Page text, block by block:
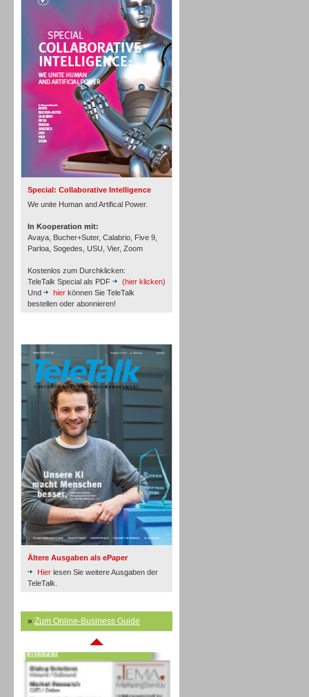
Special: Collaborative Intelligence
We unite Human and Artifical Power.
In Kooperation mit:
Avaya, Bucher+Suter, Calabrio, Five 9,
Parloa, Sogedes, USU, Vier, Zoom
Kostenlos zum Durchklicken:
TeleTalk Special als PDF
(hier klicken)
Und
hier können Sie TeleTalk
bestellen oder abonnieren!
Ältere Ausgaben als ePaper
Hier lesen Sie weitere Ausgaben der
TeleTalk.
» Zum Online-Business Guide
Personal
Inbound
Inbound
Inbound